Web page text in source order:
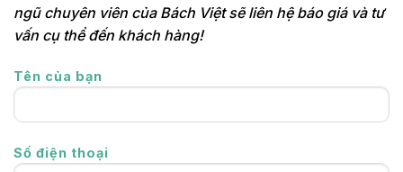
ngũ chuyên viên của Bách Việt sẽ liên hệ báo giá và tư
vấn cụ thể đến khách hàng!
Tên của bạn
Số điện thoại